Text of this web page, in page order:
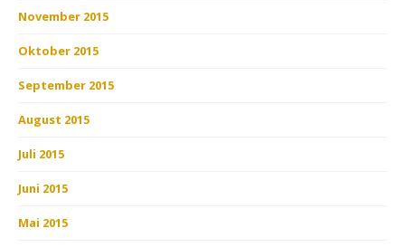
November 2015
Oktober 2015
September 2015
August 2015
Juli 2015
Juni 2015
Mai 2015